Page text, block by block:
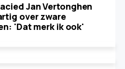
Jan Vertonghen
over zware
'Dat merk ik ook'